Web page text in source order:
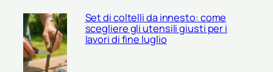
Set di coltelli da innesto: come
scegliere gli utensili giusti per i
lavori di fine luglio